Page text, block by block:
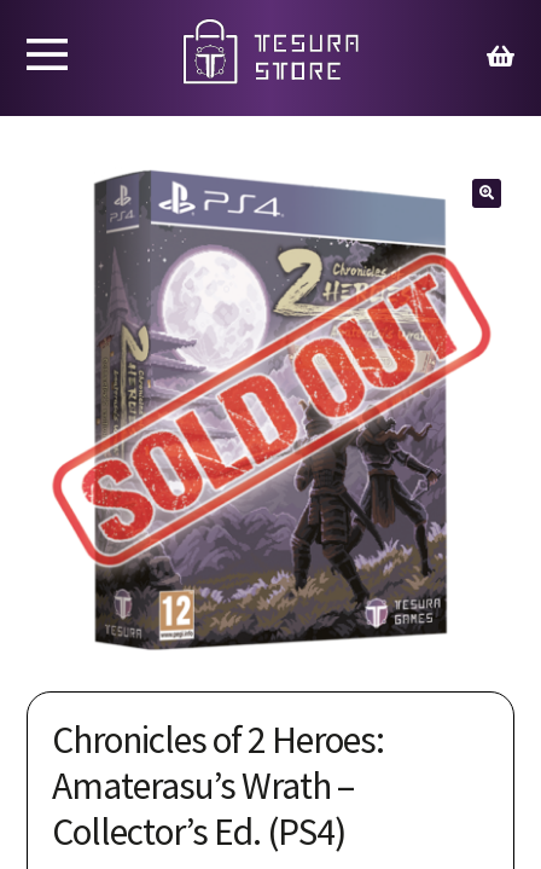
Chronicles of 2 Heroes:
Amaterasu’s Wrath –
Collector’s Ed. (PS4)
Juegos
Ed. Coleccionista
Merchandising
Contacto
Carrito
Nuestras redes: